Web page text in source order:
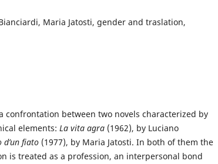
Maria Jatosti, gender and traslation,
confrontation between two novels characterized by
elements: La vita agra (1962), by Luciano
d’un fiato (1977), by Maria Jatosti. In both of them the
is treated as a profession, an interpersonal bond